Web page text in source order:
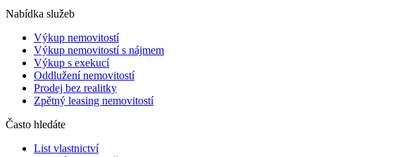
Nabídka služeb
Výkup nemovitostí
Výkup nemovitostí s nájmem
Výkup s exekucí
Oddlužení nemovitostí
Prodej bez realitky
Zpětný leasing nemovitostí
Často hledáte
List vlastnictví